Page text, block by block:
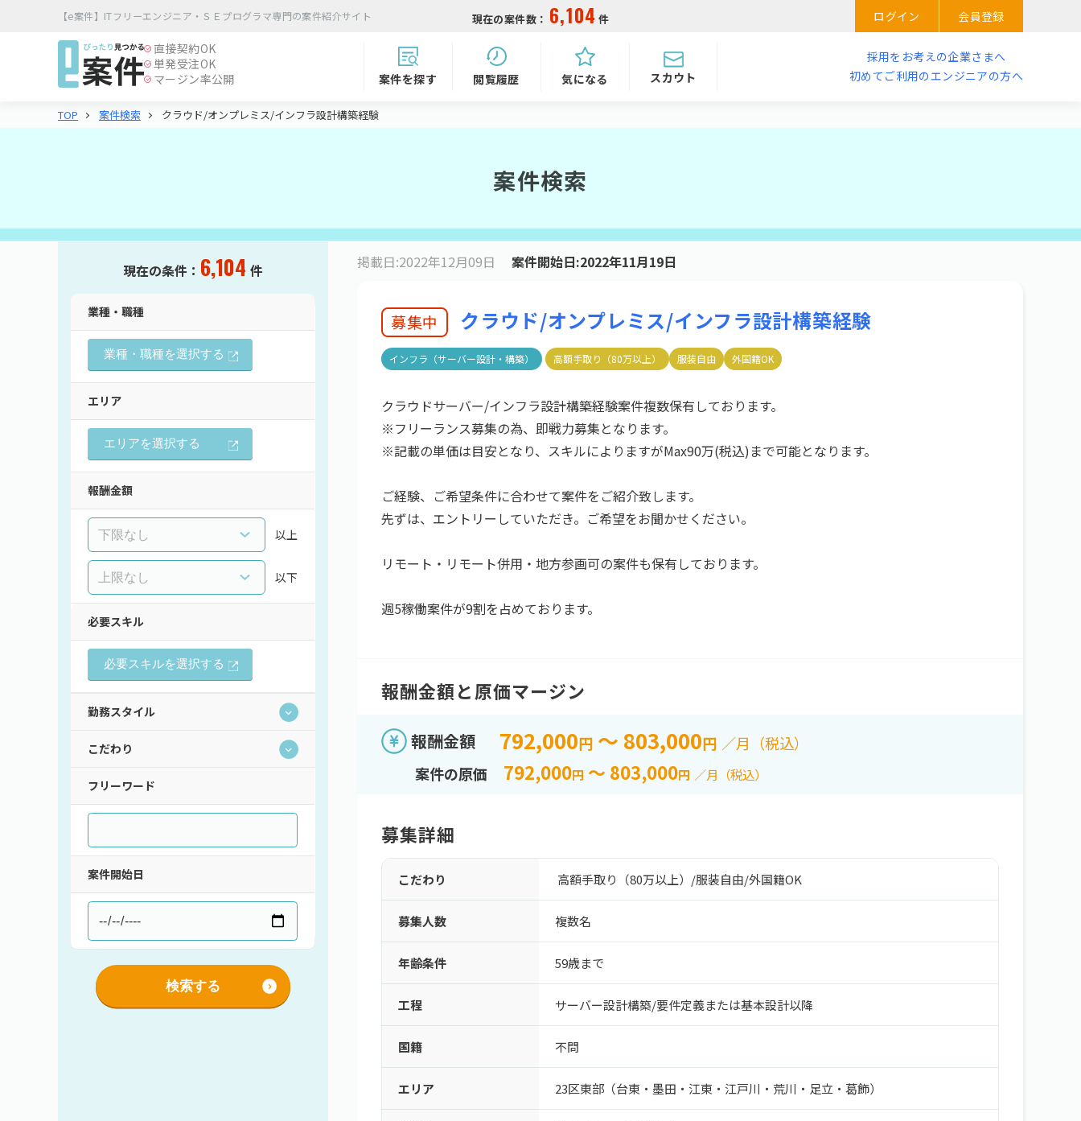
【e案件】ITフリーエンジニア・ＳＥプログラマ専門の案件紹介サイト 現在の案件数： 6,104 件 ログイン
会員登録
直接契約OK
単発受注OK
マージン率公開
案件を探す 閲覧履歴 気になる スカウト
採用をお考えの企業さまへ
初めてご利用のエンジニアの方へ
TOP 案件検索 クラウド/オンプレミス/インフラ設計構築経験
案件検索
現在の条件： 6,104 件
業種・職種
業種・職種を選択する
エリア
エリアを選択する
報酬金額
以上
以下
必要スキル
必要スキルを選択する
勤務スタイル
持ち帰り・在宅(テレワーク)
通勤
短期間（3ヶ月以内）
こだわり
直請け案件
ロースキルOK
高額手取り（80万以上）
支払サイト30日以内
服装自由
シニア歓迎
外国籍OK
語学力を活かす
社員登用あり
フリーワード
案件開始日
検索する
掲載日:2022年12月09日 案件開始日:2022年11月19日
募集中 クラウド/オンプレミス/インフラ設計構築経験
インフラ（サーバー設計・構築） 高額手取り（80万以上） 服装自由 外国籍OK
クラウドサーバー/インフラ設計構築経験案件複数保有しております。
※フリーランス募集の為、即戦力募集となります。
※記載の単価は目安となり、スキルによりますがMax90万(税込)まで可能となります。
ご経験、ご希望条件に合わせて案件をご紹介致します。
先ずは、エントリーしていただき。ご希望をお聞かせください。
リモート・リモート併用・地方参画可の案件も保有しております。
週5稼働案件が9割を占めております。
報酬金額と原価マージン
報酬金額 792,000円 ～ 803,000円 ／月（税込）
案件の原価
792,000円 ～ 803,000円 ／月（税込）
募集詳細
こだわり 高額手取り（80万以上） /服装自由/外国籍OK
募集人数 複数名
年齢条件 59歳まで
工程 サーバー設計構築/要件定義または基本設計以降
国籍 不問
エリア 23区東部（台東・墨田・江東・江戸川・荒川・足立・葛飾）